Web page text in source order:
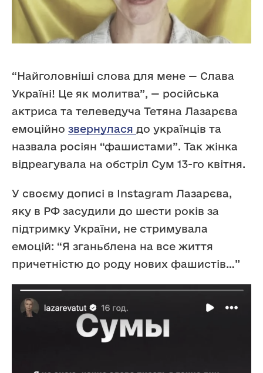
“Найголовніші слова для мене — Слава
Україні! Це як молитва”, — російська
актриса та телеведуча Тетяна Лазарєва
емоційно звернулася до українців та
назвала росіян “фашистами”. Так жінка
відреагувала на обстріл Сум 13-го квітня.
У своєму дописі в Instagram Лазарєва,
яку в РФ засудили до шести років за
підтримку України, не стримувала
емоцій: “Я зганьблена на все життя
причетністю до роду нових фашистів…”